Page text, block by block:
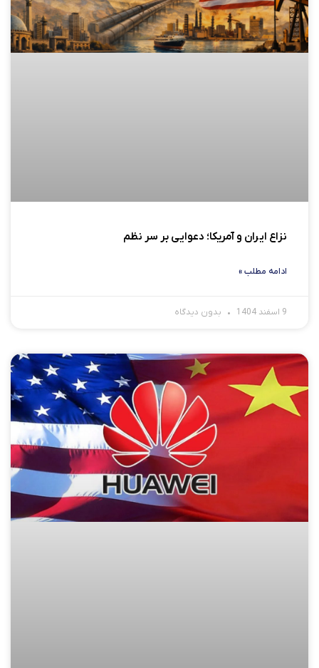
نزاع ایران و آمریکا؛ دعوایی بر سر نظم
ادامه مطلب »
9 اسفند 1404 بدون دیدگاه